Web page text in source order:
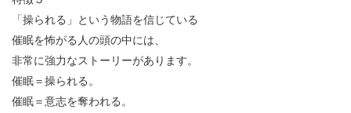
「操られる」という物語を信じている
催眠を怖がる人の頭の中には、
非常に強力なストーリーがあります。
催眠＝操られる。
催眠＝意志を奪われる。